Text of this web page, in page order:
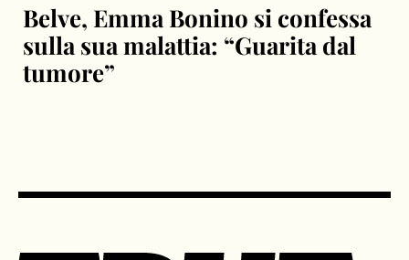
Belve, Emma Bonino si confessa
sulla sua malattia: “Guarita dal
tumore”